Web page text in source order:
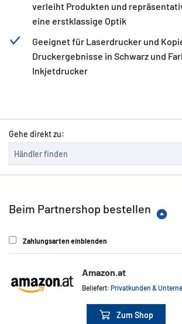
verleiht Produkten und
eine erstklassige Optik
Geeignet für Laserdrucker und
Druckergebnisse in Schwarz und
Inkjetdrucker
Gehe direkt zu:
Beim Partnershop bestellen
Zahlungsarten einblenden
Amazon.at
Beliefert:Privatkunden &
Zum Shop